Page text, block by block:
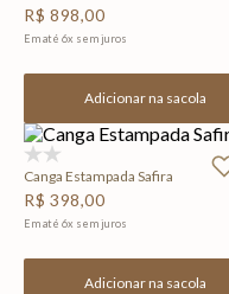
R$ 898,00
Em até6x sem juros
Adicionar na sacola
Canga Estampada Safira
R$ 398,00
Em até6x sem juros
Adicionar na sacola